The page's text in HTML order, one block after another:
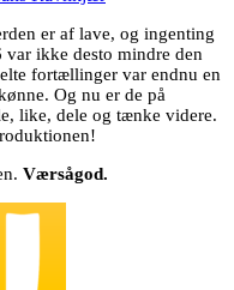
er af lave, og ingenting
var ikke desto mindre den
fortællinger var endnu en
Og nu er de på
like, dele og tænke videre.
Værsågod.